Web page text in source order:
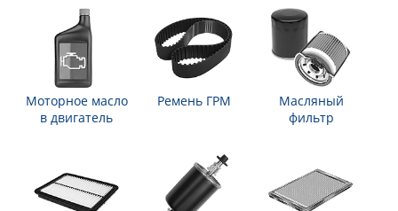
Моторное масло
в двигатель
Ремень ГРМ
Масляный
фильтр